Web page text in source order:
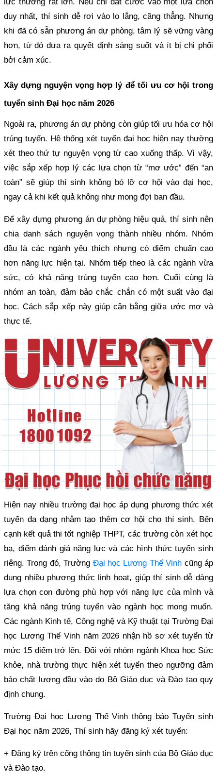
duy nhất, thí sinh dễ rơi vào lo lắng, căng thẳng. Nhưng
khi đã có sẵn phương án dự phòng, tâm lý sẽ vững vàng
hơn, từ đó đưa ra quyết định sáng suốt và ít bị chi phối
bởi cảm xúc.
Xây dựng nguyện vọng hợp lý để tối ưu cơ hội trong
tuyển sinh Đại học năm 2026
Ngoài ra, phương án dự phòng còn giúp tối ưu hóa cơ hội
trúng tuyển. Hệ thống xét tuyển đại học hiện nay thường
xét theo thứ tự nguyện vọng từ cao xuống thấp. Vì vậy,
việc sắp xếp hợp lý các lựa chọn từ “mơ ước” đến “an
toàn” sẽ giúp thí sinh không bỏ lỡ cơ hội vào đại học,
ngay cả khi kết quả không như mong đợi ban đầu.
Để xây dựng phương án dự phòng hiệu quả, thí sinh nên
chia danh sách nguyện vọng thành nhiều nhóm. Nhóm
đầu là các ngành yêu thích nhưng có điểm chuẩn cao
hơn năng lực hiện tại. Nhóm tiếp theo là các ngành vừa
sức, có khả năng trúng tuyển cao hơn. Cuối cùng là
nhóm an toàn, đảm bảo chắc chắn có một suất vào đại
học. Cách sắp xếp này giúp cân bằng giữa ước mơ và
thực tế.
Hiện nay nhiều trường đại học áp dụng phương thức xét
tuyển đa dạng nhằm tạo thêm cơ hội cho thí sinh. Bên
cạnh kết quả thi tốt nghiệp THPT, các trường còn xét học
bạ, điểm đánh giá năng lực và các hình thức tuyển sinh
riêng. Trong đó, Trường Đại học Lương Thế Vinh cũng áp
dụng nhiều phương thức linh hoạt, giúp thí sinh dễ dàng
lựa chọn con đường phù hợp với năng lực của mình và
tăng khả năng trúng tuyển vào ngành học mong muốn.
Các ngành Kinh tế, Công nghệ và Kỹ thuật tại Trường Đại
học Lương Thế Vinh năm 2026 nhận hồ sơ xét tuyển từ
mức 15 điểm trở lên. Đối với nhóm ngành Khoa học Sức
khỏe, nhà trường thực hiện xét tuyển theo ngưỡng đảm
bảo chất lượng đầu vào do Bộ Giáo dục và Đào tạo quy
định chung.
Trường Đại học Lương Thế Vinh thông báo Tuyển sinh
Đại học năm 2026, Thí sinh hãy đăng ký xét tuyển:
+ Đăng ký trên cổng thông tin tuyển sinh của Bộ Giáo dục
và Đào tạo.